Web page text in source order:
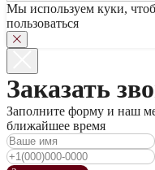
Мы используем куки,
пользоваться
Заказать
Заполните форму и наш
ближайшее время